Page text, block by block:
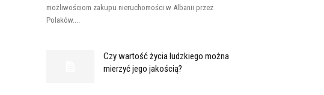
możliwościom zakupu nieruchomości w Albanii przez
Polaków....
Czy wartość życia ludzkiego można
mierzyć jego jakością?